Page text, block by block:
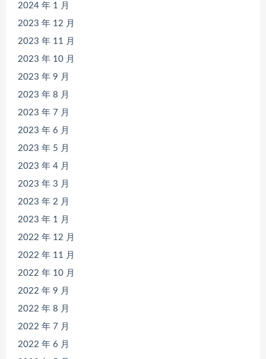
2024 年 1 月
2023 年 12 月
2023 年 11 月
2023 年 10 月
2023 年 9 月
2023 年 8 月
2023 年 7 月
2023 年 6 月
2023 年 5 月
2023 年 4 月
2023 年 3 月
2023 年 2 月
2023 年 1 月
2022 年 12 月
2022 年 11 月
2022 年 10 月
2022 年 9 月
2022 年 8 月
2022 年 7 月
2022 年 6 月